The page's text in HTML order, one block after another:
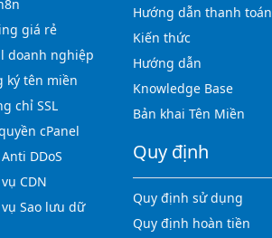
giá rẻ
doanh nghiệp
ký tên miền
chỉ SSL
cPanel
DDoS
CDN
Sao lưu dữ
Hướng dẫn thanh toán
Kiến thức
Hướng dẫn
Knowledge Base
Bản khai Tên Miền
Quy định
Quy định sử dụng
Quy định hoàn tiền